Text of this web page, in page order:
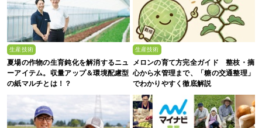
生産技術
夏場の作物の生育鈍化を解消するニュ
ーアイテム。収量アップ＆環境配慮型
の紙マルチとは！？
生産技術
メロンの育て方完全ガイド 整枝・摘
心から水管理まで、「糖の交通整理」
でわかりやすく徹底解説